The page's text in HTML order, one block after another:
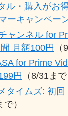
ル・購入がお
ーキャンペー
ャンネル for
月額100円
for Prime
円
（8/31まで
タイムズ: 初
で）